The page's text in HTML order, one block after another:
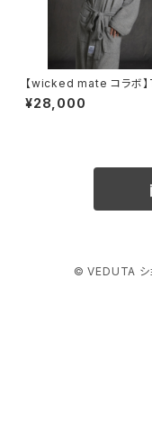
【wicked mate コラボ
EL GOWN / gray
¥28,000
© VEDUTA シ